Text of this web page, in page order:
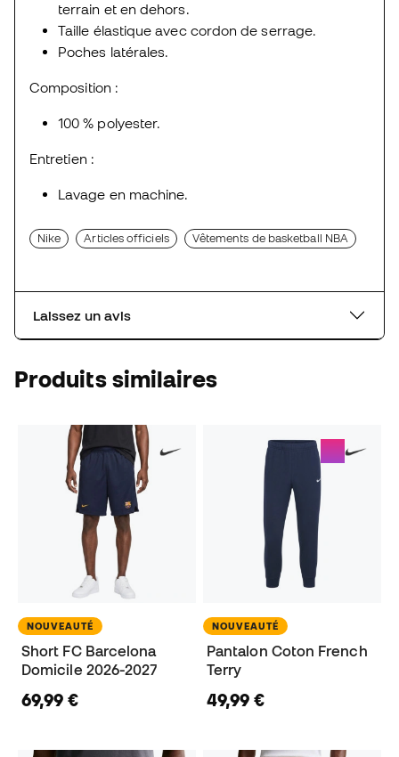
terrain et en dehors.
Taille élastique avec cordon de serrage.
Poches latérales.
Composition :
100 % polyester.
Entretien :
Lavage en machine.
Nike Articles officiels Vêtements de basketball NBA
Laissez un avis
Produits similaires
NOUVEAUTÉ
Short FC Barcelona
Domicile 2026-2027
69,99 €
NOUVEAUTÉ
Pantalon Coton French
Terry
49,99 €